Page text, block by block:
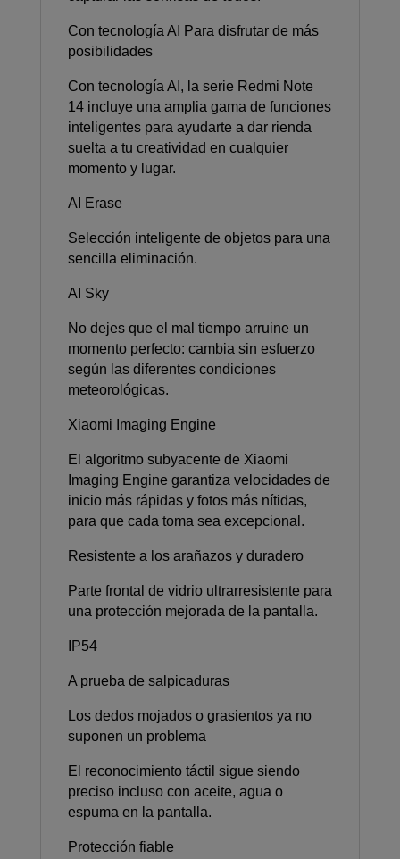
Con tecnología AI Para disfrutar de más
posibilidades
Con tecnología AI, la serie Redmi Note
14 incluye una amplia gama de funciones
inteligentes para ayudarte a dar rienda
suelta a tu creatividad en cualquier
momento y lugar.
AI Erase
Selección inteligente de objetos para una
sencilla eliminación.
AI Sky
No dejes que el mal tiempo arruine un
momento perfecto: cambia sin esfuerzo
según las diferentes condiciones
meteorológicas.
Xiaomi Imaging Engine
El algoritmo subyacente de Xiaomi
Imaging Engine garantiza velocidades de
inicio más rápidas y fotos más nítidas,
para que cada toma sea excepcional.
Resistente a los arañazos y duradero
Parte frontal de vidrio ultrarresistente para
una protección mejorada de la pantalla.
IP54
A prueba de salpicaduras
Los dedos mojados o grasientos ya no
suponen un problema
El reconocimiento táctil sigue siendo
preciso incluso con aceite, agua o
espuma en la pantalla.
Protección fiable